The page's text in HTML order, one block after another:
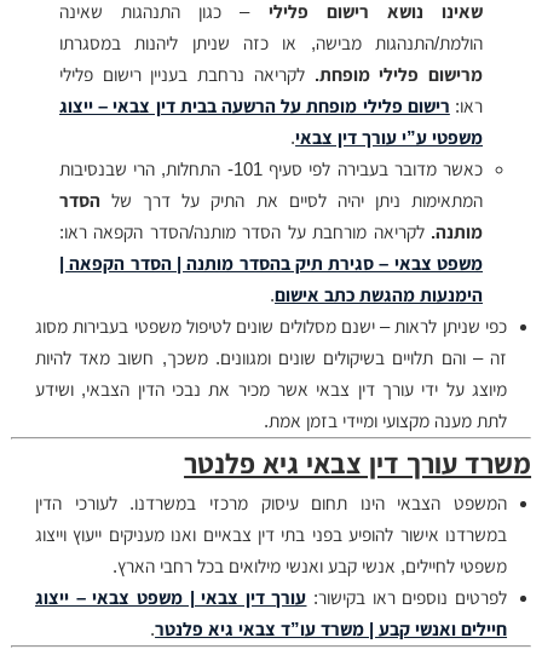
שאינו נושא רישום פלילי – כגון התנהגות שאינה
הולמת/התנהגות מבישה, או כזה שניתן ליהנות במסגרתו
מרישום פלילי מופחת.לקריאה נרחבת בעניין רישום פלילי
ראו: רישום פלילי מופחת על הרשעה בבית דין צבאי – ייצוג
משפטי ע”י עורך דין צבאי.
כאשר מדובר בעבירה לפי סעיף 101- התחלות, הרי שבנסיבות
המתאימות ניתן יהיה לסיים את התיק על דרך של הסדר
מותנה.לקריאה מורחבת על הסדר מותנה/הסדר הקפאה ראו:
משפט צבאי – סגירת תיק בהסדר מותנה | הסדר הקפאה |
הימנעות מהגשת כתב אישום.
כפי שניתן לראות – ישנם מסלולים שונים לטיפול משפטי בעבירות מסוג
זה – והם תלויים בשיקולים שונים ומגוונים. משכך, חשוב מאד להיות
מיוצג על ידי עורך דין צבאי אשר מכיר את נבכי הדין הצבאי, ושידע
לתת מענה מקצועי ומיידי בזמן אמת.
משרד עורך דין צבאי גיא פלנטר
המשפט הצבאי הינו תחום עיסוק מרכזי במשרדנו. לעורכי הדין
במשרדנו אישור להופיע בפני בתי דין צבאיים ואנו מעניקים ייעוץ וייצוג
משפטי לחיילים, אנשי קבע ואנשי מילואים בכל רחבי הארץ.
לפרטים נוספים ראו בקישור: עורך דין צבאי | משפט צבאי – ייצוג
חיילים ואנשי קבע | משרד עו”ד צבאי גיא פלנטר.